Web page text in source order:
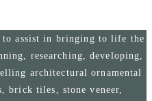
to assist in bringing to life the
researching, developing,
architectural ornamental
brick tiles, stone veneer,